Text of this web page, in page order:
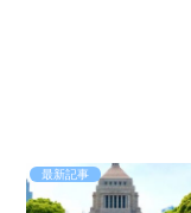
最新記事